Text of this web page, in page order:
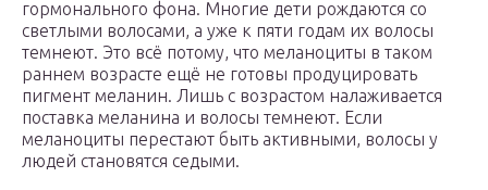
гормонального фона. Многие дети рождаются со
светлыми волосами, а уже к пяти годам их волосы
темнеют. Это всё потому, что меланоциты в таком
раннем возрасте ещё не готовы продуцировать
пигмент меланин. Лишь с возрастом налаживается
поставка меланина и волосы темнеют. Если
меланоциты перестают быть активными, волосы у
людей становятся седыми.